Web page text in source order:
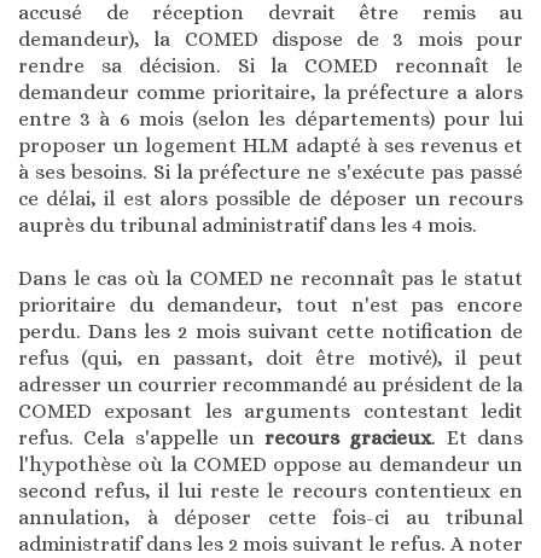
accusé de réception devrait être remis au
demandeur), la COMED dispose de 3 mois pour
rendre sa décision. Si la COMED reconnaît le
demandeur comme prioritaire, la préfecture a alors
entre 3 à 6 mois (selon les départements) pour lui
proposer un logement HLM adapté à ses revenus et
à ses besoins. Si la préfecture ne s'exécute pas passé
ce délai, il est alors possible de déposer un recours
auprès du tribunal administratif dans les 4 mois.
Dans le cas où la COMED ne reconnaît pas le statut
prioritaire du demandeur, tout n'est pas encore
perdu. Dans les 2 mois suivant cette notification de
refus (qui, en passant, doit être motivé), il peut
adresser un courrier recommandé au président de la
COMED exposant les arguments contestant ledit
refus. Cela s'appelle unrecours gracieux. Et dans
l'hypothèse où la COMED oppose au demandeur un
second refus, il lui reste le recours contentieux en
annulation, à déposer cette fois-ci au tribunal
administratif dans les 2 mois suivant le refus. A noter